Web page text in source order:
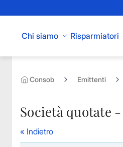
Chi siamo Risparmiatori
Consob Emittenti
Società quotate
« Indietro